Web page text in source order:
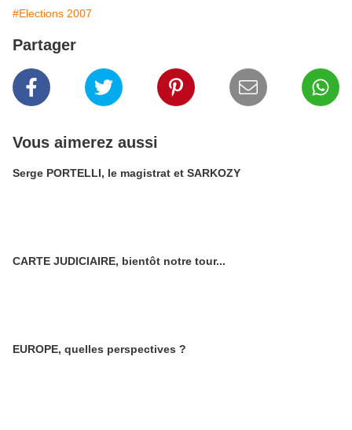
#Elections 2007
Partager
Vous aimerez aussi
Serge PORTELLI, le magistrat et SARKOZY
CARTE JUDICIAIRE, bientôt notre tour...
EUROPE, quelles perspectives ?